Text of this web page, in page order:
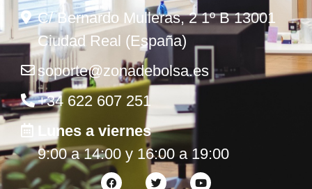
C/ Bernardo Mulleras, 2 1º B 13001
Ciudad Real (España)
soporte@zonadebolsa.es
+34 622 607 251
Lunes a viernes
9:00 a 14:00 y 16:00 a 19:00